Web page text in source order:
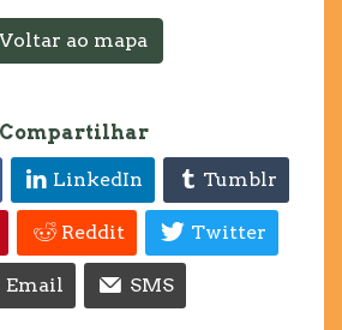
Voltar ao mapa
Compartilhar
LinkedIn Tumblr
Reddit Twitter
Email SMS